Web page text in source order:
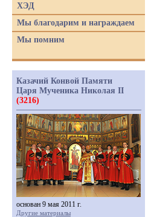
ХЭД
Мы благодарим и награждаем
Мы помним
Казачий Конвой Памяти
Царя Мученика Николая II
(3216)
основан 9 мая 2011 г.
Другие материалы